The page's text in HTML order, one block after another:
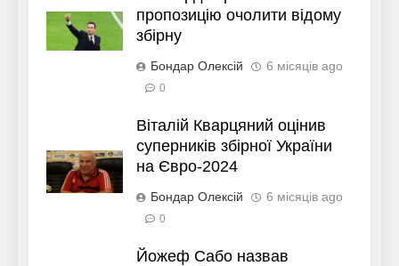
пропозицію очолити відому
збірну
Бондар Олексій 6 місяців ago
0
Віталій Кварцяний оцінив
суперників збірної України
на Євро-2024
Бондар Олексій 6 місяців ago
0
Йожеф Сабо назвав